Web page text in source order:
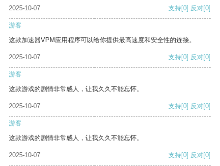
2025-10-07 支持[0] 反对[0]
游客
这款加速器VPM应用程序可以给你提供最高速度和安全性的连接。
2025-10-07 支持[0] 反对[0]
游客
这款游戏的剧情非常感人，让我久久不能忘怀。
2025-10-07 支持[0] 反对[0]
游客
这款游戏的剧情非常感人，让我久久不能忘怀。
2025-10-07 支持[0] 反对[0]